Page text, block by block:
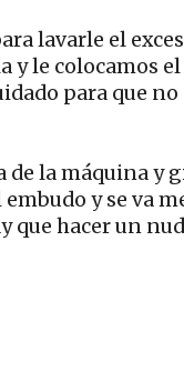
lavarle el
y le colocamos el
para que no
de la máquina y
y se va
que hacer un